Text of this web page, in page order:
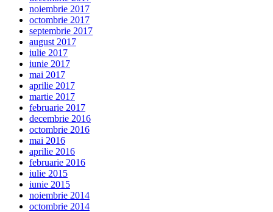
noiembrie 2017
octombrie 2017
septembrie 2017
august 2017
iulie 2017
iunie 2017
mai 2017
aprilie 2017
martie 2017
februarie 2017
decembrie 2016
octombrie 2016
mai 2016
aprilie 2016
februarie 2016
iulie 2015
iunie 2015
noiembrie 2014
octombrie 2014